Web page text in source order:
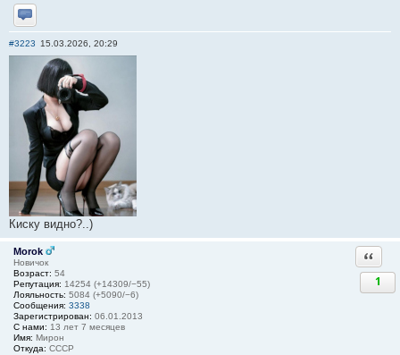
Отправить личное сообщение
#3223 15.03.2026, 20:29
Киску видно?..)
Morok
Новичок
Возраст: 54
Репутация: 14254 (+14309/−55)
Лояльность: 5084 (+5090/−6)
Сообщения: 3338
Зарегистрирован: 06.01.2013
С нами: 13 лет 7 месяцев
Имя: Мирон
Откуда: СССР
1